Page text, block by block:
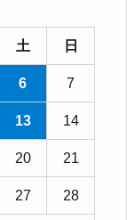
土 日
6 7
13 14
20 21
27 28